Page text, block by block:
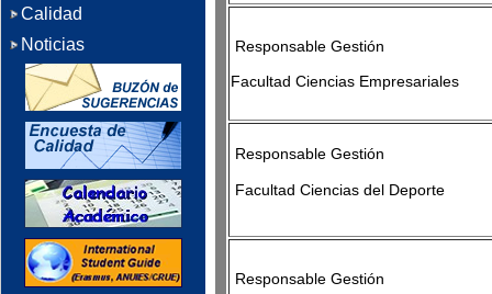
Responsable Gestión
Facultad Ciencias Empresariales
Responsable Gestión
Facultad Ciencias del Deporte
Responsable Gestión
Calidad
Noticias